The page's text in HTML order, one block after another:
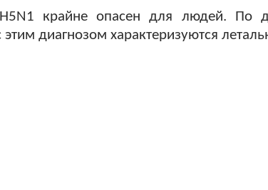
крайне опасен для людей. По
этим диагнозом характеризуются